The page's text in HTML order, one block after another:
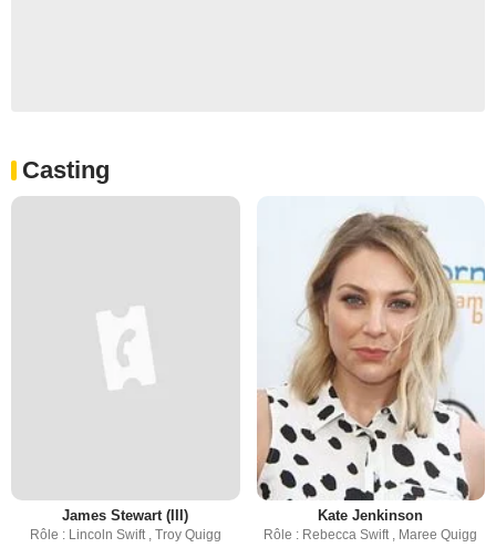
Casting
James Stewart (III)
Rôle : Lincoln Swift , Troy Quigg
Kate Jenkinson
Rôle : Rebecca Swift , Maree Quigg